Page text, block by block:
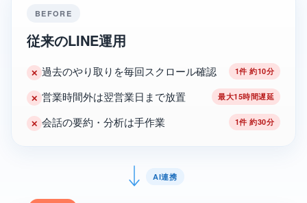
BEFORE
従来のLINE運用
✕ 過去のやり取りを毎回スクロール確認 1件 約10分
✕ 営業時間外は翌営業日まで放置 最大15時間遅延
✕ 会話の要約・分析は手作業 1件 約30分
AI連携